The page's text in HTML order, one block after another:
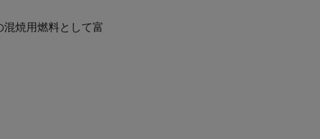
焼用燃料として富